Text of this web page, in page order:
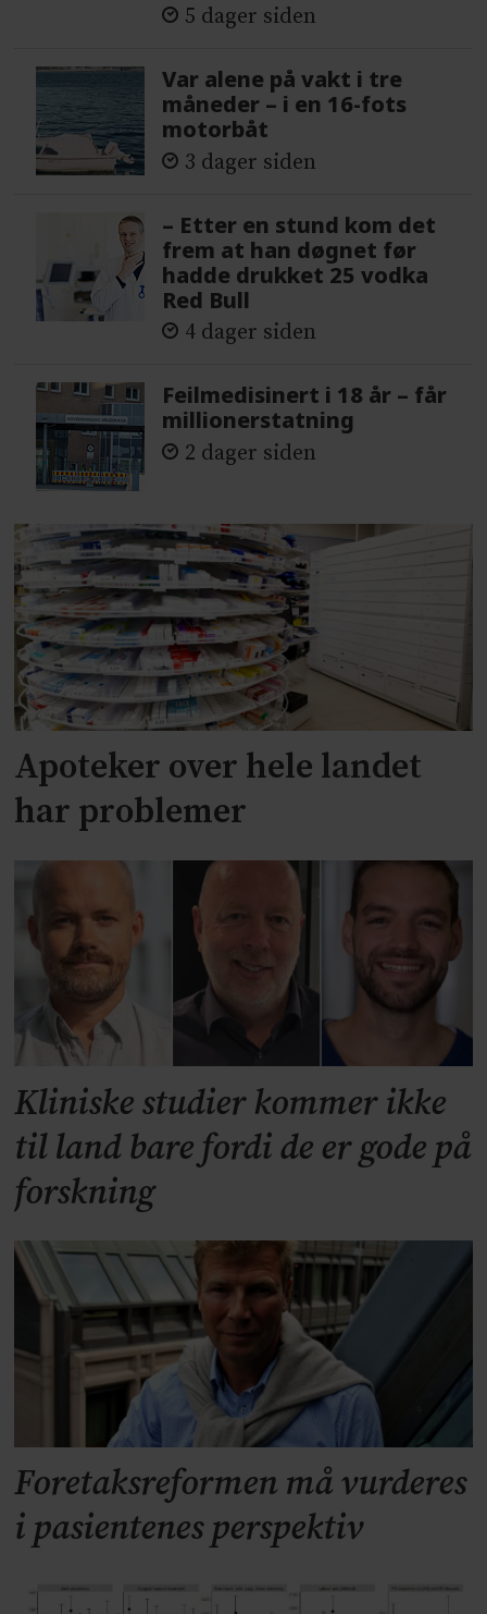
5 dager siden
Var alene på vakt i tre
måneder – i en 16-fots
motorbåt
3 dager siden
– Etter en stund kom det
frem at han døgnet før
hadde drukket 25 vodka
Red Bull
4 dager siden
Feilmedisinert i 18 år – får
millionerstatning
2 dager siden
Apoteker over hele landet
har problemer
Kliniske studier kommer ikke
til land bare fordi de er gode på
forskning
Foretaksreformen må vurderes
i pasientenes perspektiv